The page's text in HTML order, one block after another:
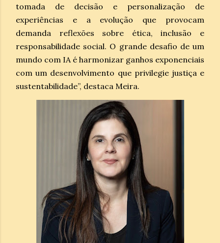
tomada de decisão e personalização de
experiências e a evolução que provocam
demanda reflexões sobre ética, inclusão e
responsabilidade social. O grande desafio de um
mundo com IA é harmonizar ganhos exponenciais
com um desenvolvimento que privilegie justiça e
sustentabilidade”, destaca Meira.